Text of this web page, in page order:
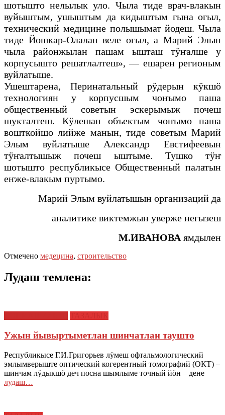
шотышто нелылык уло. Чыла тиде врач-влакын
вуйыштым, ушыштым да кидыштым гына огыл,
технический медицине полышымат йодеш. Чыла
тиде Йошкар-Олалан веле огыл, а Марий Элын
чыла районжылан пашам ышташ тӱҥалше у
корпусышто решатлалтеш», — ешарен регионым
вуйлатыше.
Ушештарена, Перинатальный рӱдерын кӱкшӧ
технологиян у корпусшым чоҥымо паша
общественный советын эскерымыж почеш
шукталтеш. Кӱлешан объектым чоҥымо паша
вошткойшо лийже манын, тиде советым Марий
Элым вуйлатыше Александр Евстифеевын
тӱҥалтышыж почеш ыштыме. Тушко тӱҥ
шотышто республикысе Общественный палатын
еҥже-влакым пуртымо.
Марий Элым вуйлатышын организаций да
аналитике виктемжын уверже негызеш
М.ИВАНОВА ямдылен
Отмечено медецина, строительство
Лудаш темлена:
Ужын йывыртыметлан шинчатлан таушто
Республикысе Г.И.Григорьев лӱмеш офтальмологический
эмлымверыште оптический когерентный томографий (ОКТ) –
шинчам лӱдыкшӧ деч посна шымлыме точный йӧн – дене
лудаш…